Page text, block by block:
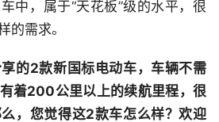
中，属于“天花板”级的水平，很
的需求。
的2款新国标电动车，车辆不需
着200公里以上的续航里程，很
，您觉得这2款车怎么样？欢迎